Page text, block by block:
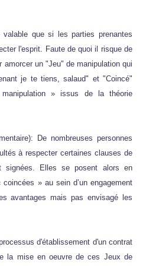
que si les parties prenantes
l'esprit. Faute de quoi il risque de
amorcer un "Jeu" de manipulation qui
je te tiens, salaud" et "Coincé"
» issus de la théorie
De nombreuses personnes
à respecter certaines clauses de
signées. Elles se posent alors en
» au sein d’un engagement
avantages mais pas envisagé les
d'établissement d'un contrat
la mise en oeuvre de ces Jeux de